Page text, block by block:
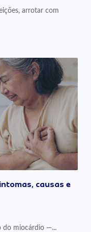
arrotar com
causas e
do miocárdio —...